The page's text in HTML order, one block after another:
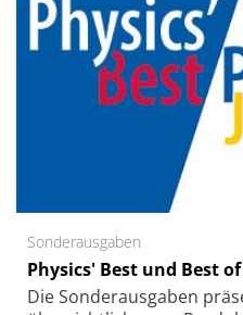
Sonderausgaben
Physics' Best und Best of
Die Sonder­ausgaben